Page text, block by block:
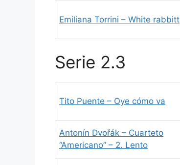
Emiliana Torrini – White rabbitt
Serie 2.3
Tito Puente – Oye cómo va
Antonín Dvořák – Cuarteto
“Americano” – 2. Lento